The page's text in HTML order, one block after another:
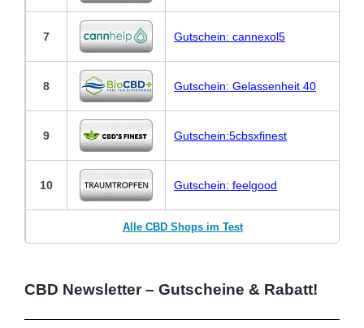
7 Gutschein: cannexol5
8 Gutschein: Gelassenheit 40
9 Gutschein:5cbsxfinest
10 Gutschein: feelgood
Alle CBD Shops im Test
CBD Newsletter – Gutscheine & Rabatt!